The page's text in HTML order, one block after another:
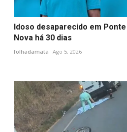
Idoso desaparecido em Ponte
Nova há 30 dias
folhadamata Ago 5, 2026